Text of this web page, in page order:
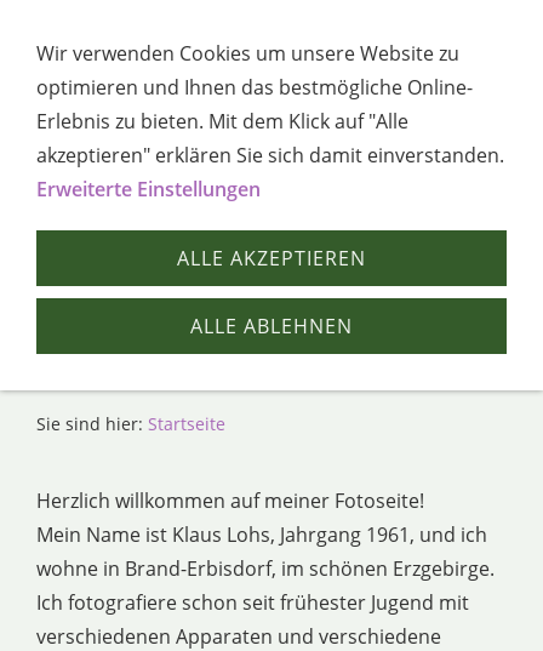
Sie sind hier: Startseite
Herzlich willkommen auf meiner Fotoseite!
Mein Name ist Klaus Lohs, Jahrgang 1961, und ich
wohne in Brand-Erbisdorf, im schönen Erzgebirge.
Ich fotografiere schon seit frühester Jugend mit
verschiedenen Apparaten und verschiedene
Wir verwenden Cookies um unsere Website zu
optimieren und Ihnen das bestmögliche Online-
Erlebnis zu bieten. Mit dem Klick auf "Alle
akzeptieren" erklären Sie sich damit einverstanden.
Erweiterte Einstellungen
ALLE AKZEPTIEREN
ALLE ABLEHNEN